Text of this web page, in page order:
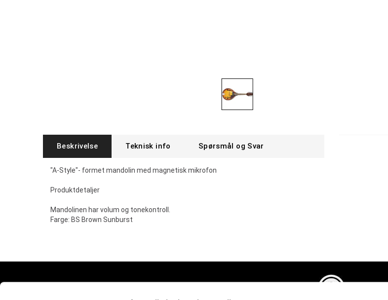
Beskrivelse Teknisk info Spørsmål og Svar
"A-Style"- formet mandolin med magnetisk mikrofon
Produktdetaljer
Mandolinen har volum og tonekontroll.
Farge: BS Brown Sunburst